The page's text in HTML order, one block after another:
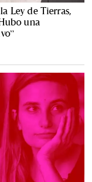
Ley de Tierras,
una